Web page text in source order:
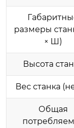
размеры
× Ш)
Высота
Вес станка
Общая